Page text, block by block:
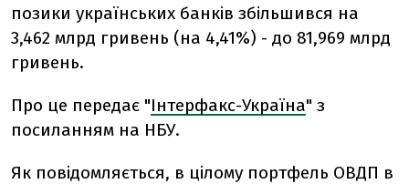
позики українських банків збільшився на
3,462 млрд гривень (на 4,41%) - до 81,969 млрд
гривень.
Про це передає "Інтерфакс-Україна" з
посиланням на НБУ.
Як повідомляється, в цілому портфель ОВДП в